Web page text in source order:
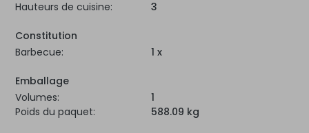
Hauteurs de cuisine:
3
Constitution
Barbecue:
1 x
Emballage
Volumes:
1
Poids du paquet:
588.09 kg